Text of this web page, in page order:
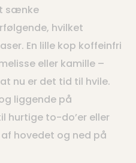
sænke
hvilket
En lille kop koffeinfri
eller kamille –
nu er det tid til hvile.
liggende på
hurtige to-do’er eller
hovedet og ned på